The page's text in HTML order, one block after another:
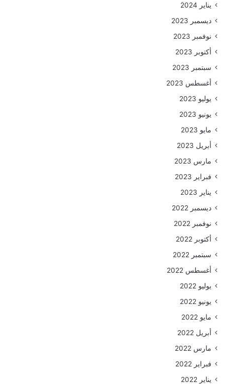
يناير 2024
ديسمبر 2023
نوفمبر 2023
أكتوبر 2023
سبتمبر 2023
أغسطس 2023
يوليو 2023
يونيو 2023
مايو 2023
أبريل 2023
مارس 2023
فبراير 2023
يناير 2023
ديسمبر 2022
نوفمبر 2022
أكتوبر 2022
سبتمبر 2022
أغسطس 2022
يوليو 2022
يونيو 2022
مايو 2022
أبريل 2022
مارس 2022
فبراير 2022
يناير 2022